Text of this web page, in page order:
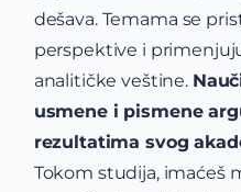
dešava. Temama se
perspektive i
analitičke veštine.
usmene i pismene
rezultatima svog
Tokom studija, imaćeš